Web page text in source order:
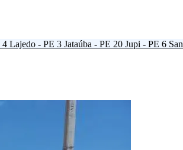
4 Lajedo - PE 3 Jataúba - PE 20 Jupi - PE 6